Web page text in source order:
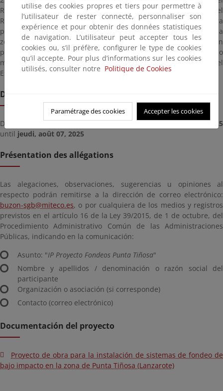
Real Decreto 876/2014, de 10 de octubre, por el que se aprueba el
Reglamento General de Costas, se somete el «Proyecto de obra
para la instalación de sistemas de fondeo de bajo impacto en la
zona de Punta Tiñosa (Lanzarote)» a un periodo de información
pública preceptivo para el trámite de reserva de dominio público
marítimo-terrestre en favor de la Administración General del
Estado, necesario para realizar las actuaciones previstas.
Date limite de remise
Deadline for submitting documents frommercredi, juillet 09, 2025
until jeudi, août 07, 2025
Présentation des allégations
Las alegaciones, observaciones, sugerencias u opiniones al
respecto podrán remitirse a la dirección de correo electrónico:
buzon-sgb@miteco.es, o por cualquiera de los medios y registros
previstos en el artículo 16 de la Ley 39/2015, de 1 de octubre, del
Procedimiento Administrativo Común de las Administraciones
Públicas, indicando en la comunicación:
Asunto: "IP Proyecto Fondeos Punta Tiñosa"
Nombre y apellidos / denominación o razón social del
participante
Organización o asociación (si corresponde)
Contacto (correo electrónico)
Documentación del proyecto
Proyecto de obra para la instalación de sistemas de fondeo de
bajo impacto en la zona de Punta Tiñosa (Lanzarote)
utilise des cookies propres et tiers pour permettre à
l’utilisateur de rester connecté, personnaliser son
expérience et pour obtenir des données statistiques
de navigation. L’utilisateur peut accepter tous les
cookies ou, s’il préfère, configurer le type de cookies
qu’il accepte. Pour plus d’informations sur les cookies
utilisés, consulter notre Politique de Cookies
Paramétrage des cookies Accepter les cookies